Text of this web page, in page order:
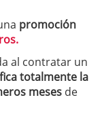
promoción
al contratar un
totalmente la
meses de